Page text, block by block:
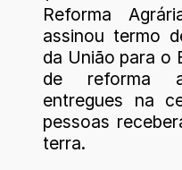
Reforma
assinou termo
da União para o
de reforma
entregues na
pessoas
terra.